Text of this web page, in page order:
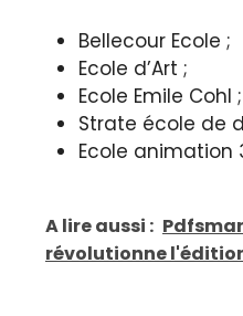
Bellecour Ecole ;
Ecole d’Art ;
Ecole Emile Cohl ;
Strate école de
Ecole animation
A lire aussi :
révolutionne l'édition